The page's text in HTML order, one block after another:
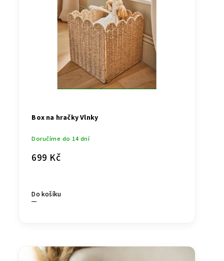
Box na hračky Vlnky
Doručíme do 14 dní
699 Kč
Do košíku